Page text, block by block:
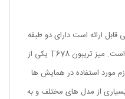
ارائه است دارای دو طبقه
برای اسناد و جای گیری وسایل سخنران است. میز تریبون T678 یکی از
مورد استفاده در همایش ها
بسیاری از مدل های مختلف و به